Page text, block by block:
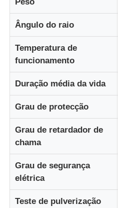
Exibição de malha LED
Tela de filme transparente
Display LED transparente
Ecrã LED holográfico
Ângulo do raio
Temperatura de
funcionamento
Duração média da vida
Grau de protecção
Grau de retardador de
chama
Grau de segurança
elétrica
Teste de pulverização